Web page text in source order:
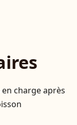
charge après